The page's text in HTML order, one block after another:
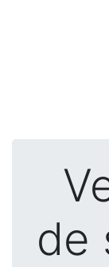
de